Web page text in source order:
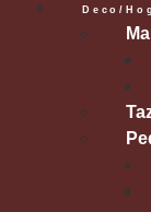
Deco/